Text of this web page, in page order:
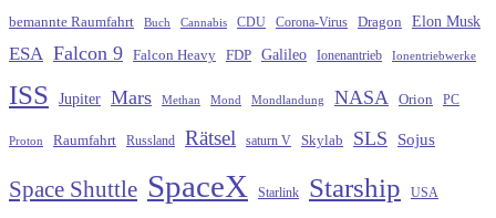
bemannte Raumfahrt Buch Cannabis CDU Corona-Virus Dragon Elon Musk
ESA Falcon 9 Falcon Heavy FDP Galileo Ionenantrieb Ionentriebwerke
ISS Jupiter Mars Methan Mond Mondlandung NASA Orion PC
Proton Raumfahrt Russland Rätsel saturn V Skylab SLS Sojus
Space Shuttle SpaceX Starlink Starship USA